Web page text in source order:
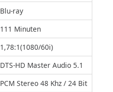
Blu-ray
111 Minuten
1,78:1(1080/60i)
DTS-HD Master Audio 5.1
PCM Stereo 48 Khz / 24 Bit